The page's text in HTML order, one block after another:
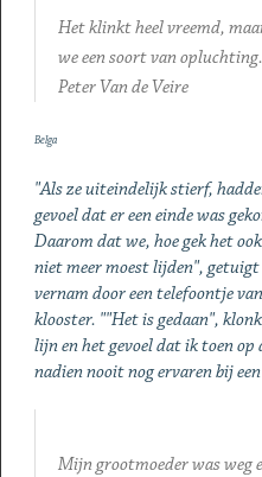
Het klinkt heel vreemd,
we een soort van opluchting.
Peter Van de Veire
Belga
"Als ze uiteindelijk stierf,
gevoel dat er een einde was
Daarom dat we, hoe gek het
niet meer moest lijden",
vernam door een telefoontje
klooster. ""Het is gedaan",
lijn en het gevoel dat ik toen
nadien nooit nog ervaren bij
Mijn grootmoeder was weg